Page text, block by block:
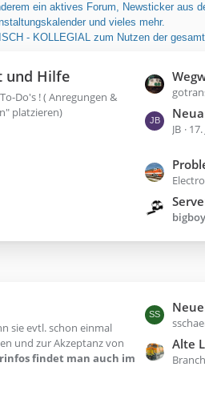
ein aktives Forum, Newsticker aus
und vieles mehr.
- KOLLEGIAL zum Nutzen der
und Hilfe
Do's ! ( Anregungen &
platzieren)
L
e
t
z
e
B
e
i
e
JB
L
e
z
i
t
r
ä
sie evtl. schon einmal
und zur Akzeptanz von
findet man auch im
L
e
t
z
Alte